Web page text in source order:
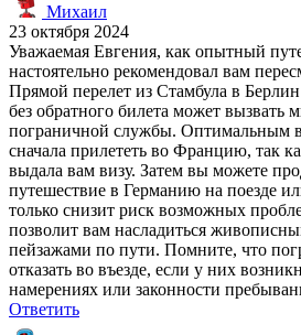
Михаил
23 октября 2024
Уважаемая Евгения, как опытный
настоятельно рекомендовал вам
Прямой перелет из Стамбула в
без обратного билета может вызвать
пограничной службы. Оптимальным
сначала прилететь во Францию, так
выдала вам визу. Затем вы можете
путешествие в Германию на поезде
только снизит риск возможных
позволит вам насладиться
пейзажами по пути. Помните, что
отказать во въезде, если у них
намерениях или законности
Ответить